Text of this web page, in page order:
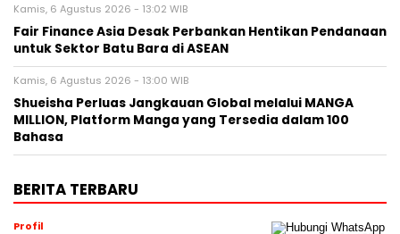
Kamis, 6 Agustus 2026 - 13:02 WIB
Fair Finance Asia Desak Perbankan Hentikan Pendanaan
untuk Sektor Batu Bara di ASEAN
Kamis, 6 Agustus 2026 - 13:00 WIB
Shueisha Perluas Jangkauan Global melalui MANGA
MILLION, Platform Manga yang Tersedia dalam 100
Bahasa
BERITA TERBARU
Profil